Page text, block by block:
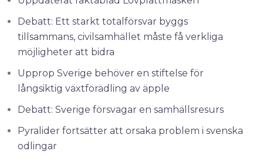
Debatt: Ett starkt totalförsvar byggs
tillsammans, civilsamhället måste få verkliga
möjligheter att bidra
Upprop Sverige behöver en stiftelse för
långsiktig växtförädling av äpple
Debatt: Sverige försvagar en samhällsresurs
Pyralider fortsätter att orsaka problem i svenska
odlingar